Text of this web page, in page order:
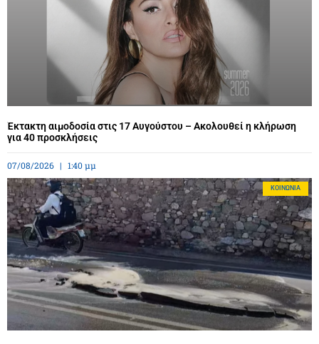
Έκτακτη αιμοδοσία στις 17 Αυγούστου – Ακολουθεί η κλήρωση
για 40 προσκλήσεις
07/08/2026 1:40 μμ
ΚΟΙΝΩΝΊΑ